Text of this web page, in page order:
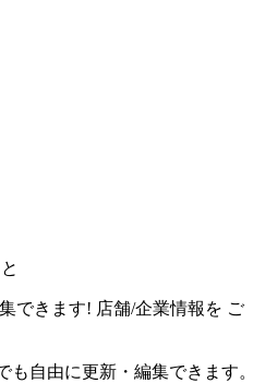
できます! 店舗/企業情報を ご
自由に更新・編集できます。